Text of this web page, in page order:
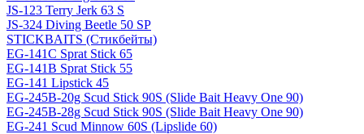
JS-123 Terry Jerk 63 S
JS-324 Diving Beetle 50 SP
STICKBAITS (Стикбейты)
EG-141C Sprat Stick 65
EG-141B Sprat Stick 55
EG-141 Lipstick 45
EG-245B-20g Scud Stick 90S (Slide Bait Heavy One 90)
EG-245B-28g Scud Stick 90S (Slide Bait Heavy One 90)
EG-241 Scud Minnow 60S (Lipslide 60)